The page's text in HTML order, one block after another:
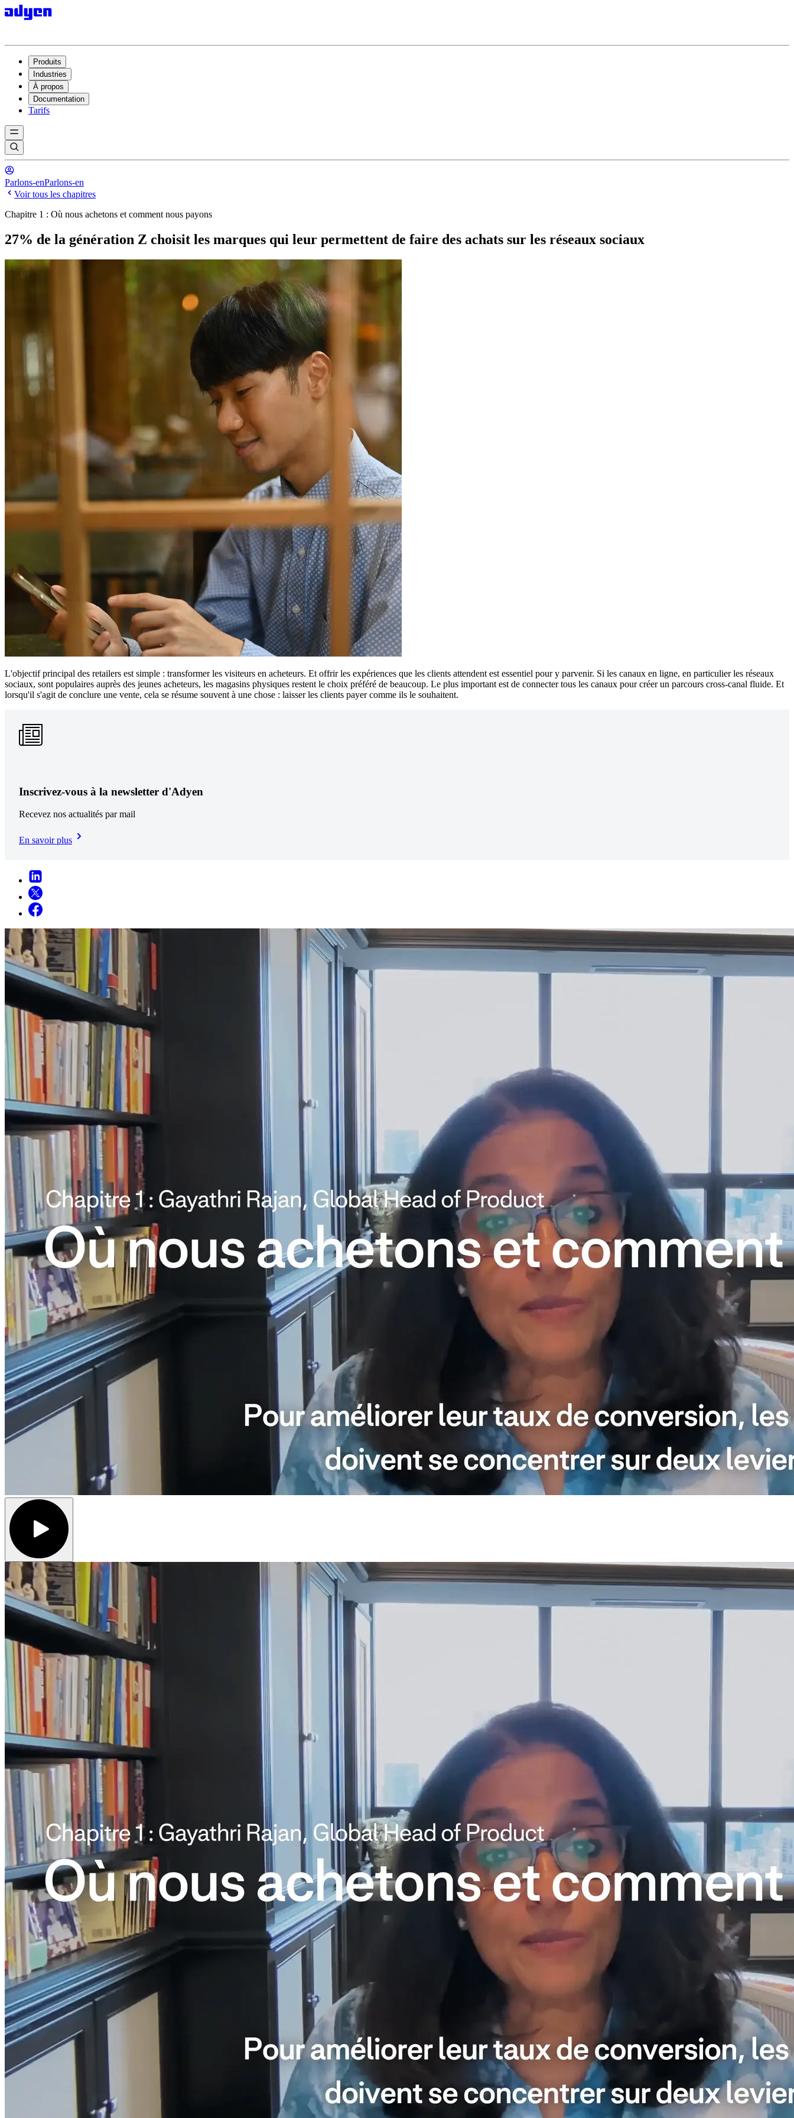
Produits
Industries
À propos
Documentation
Tarifs
Parlons-enParlons-en
Voir tous les chapitres
Chapitre 1 : Où nous achetons et comment nous payons
27% de la génération Z choisit les marques qui leur permettent de faire des achats sur les réseaux sociaux
L'objectif principal des retailers est simple : transformer les visiteurs en acheteurs. Et offrir les expériences que les clients attendent est essentiel pour y parvenir. Si les canaux en ligne, en particulier les réseaux
sociaux, sont populaires auprès des jeunes acheteurs, les magasins physiques restent le choix préféré de beaucoup. Le plus important est de connecter tous les canaux pour créer un parcours cross-canal fluide. Et
lorsqu'il s'agit de conclure une vente, cela se résume souvent à une chose : laisser les clients payer comme ils le souhaitent.
Inscrivez-vous à la newsletter d'Adyen
Recevez nos actualités par mail
En savoir plus